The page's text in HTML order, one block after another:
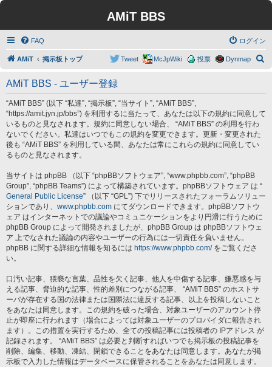
AMiT BBS
FAQ ログイン
AMiT 掲示板トップ Dynmap
投票
McJpWiki
Tweet
AMiT BBS - ユーザー登録
“AMiT BBS” (以下 “私達”, “掲示板”, “当サイト”, “AMiT BBS”,
“https://amit.jyn.jp/bbs”) を利用するに当たって、あなたは以下の規約に同意して
いるものと見なされます。規約に同意しない場合、 “AMiT BBS” の利用を行わ
ないでください。私達はいつでもこの規約を変更できます。更新・変更された
後も “AMiT BBS” を利用している間、あなたは常にこれらの規約に同意してい
るものと見なされます。
当サイトは phpBB （以下 “phpBBソフトウェア”, “www.phpbb.com”, “phpBB
Group”, “phpBB Teams”) によって構築されています。phpBBソフトウェア は “
General Public License” （以下 “GPL”) 下でリリースされたフォーラムソリュー
ションであり、 www.phpbb.com にてダウンロードできます。phpBBソフトウ
ェア はインターネットでの議論やコミュニケーションをより円滑に行うために
phpBB Group によって開発されましたが、phpBB Group は phpBBソフトウェ
ア 上でなされた議論の内容やユーザーの行為には一切責任を負いません。
phpBB に関する詳細な情報を知るには https://www.phpbb.com/をご覧くださ
い。
口汚い記事、猥褻な言葉、品性を欠く記事、他人を中傷する記事、嫌悪感を与
える記事、脅迫的な記事、性的差別につながる記事、 “AMiT BBS” のホストサ
ーバが存在する国の法律または国際法に違反する記事、以上を投稿しないこと
をあなたは同意します。この規約を破った場合、対象ユーザーのアカウント停
止が即座に行われます（場合によっては対象ユーザーのプロバイダに報告され
ます）。この措置を実行するため、全ての投稿記事には投稿者の IPアドレス が
記録されます。 “AMiT BBS” は必要と判断すればいつでも掲示板の投稿記事を
削除、編集、移動、凍結、閉鎖できることをあなたは同意します。あなたが掲
示板で入力した情報はデータベースに保管されることをあなたは同意します。